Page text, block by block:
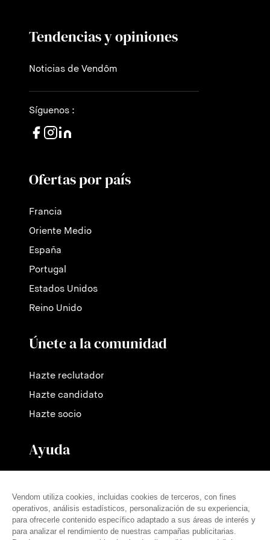
Tendencias y opiniones
Noticias de Vendôm
Síguenos :
Ofertas por país
Francia
Oriente Medio
España
Portugal
Estados Unidos
Reino Unido
Únete a la comunidad
Hazte reclutador
Hazte candidato
Hazte socio
Ayuda
Nuestras tarifas
Preguntas frecuentes